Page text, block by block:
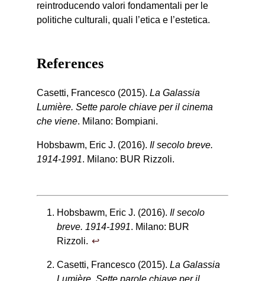
reintroducendo valori fondamentali per le
politiche culturali, quali l’etica e l’estetica.
References
Casetti, Francesco (2015).La Galassia
Lumière. Sette parole chiave per il cinema
che viene. Milano: Bompiani.
Hobsbawm, Eric J. (2016).Il secolo breve.
1914-1991. Milano: BUR Rizzoli.
Hobsbawm, Eric J. (2016). Il secolo
breve. 1914-1991. Milano: BUR
Rizzoli. ↩︎
Casetti, Francesco (2015). La Galassia